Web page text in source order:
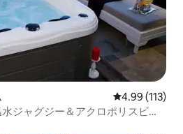
レビュー113
4.99 (113)
ジャグジー＆アクロポリスビュ